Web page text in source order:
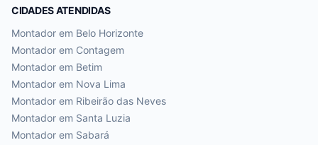
CIDADES ATENDIDAS
Montador em Belo Horizonte
Montador em Contagem
Montador em Betim
Montador em Nova Lima
Montador em Ribeirão das Neves
Montador em Santa Luzia
Montador em Sabará